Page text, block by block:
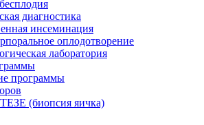
диагностика
инсеминация
оплодотворение
лаборатория
программы
(биопсия яичка)